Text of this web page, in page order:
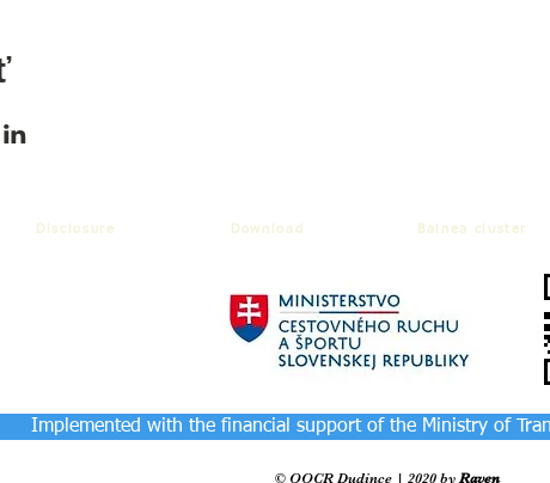
Disclosure Download Balnea cluster
Implemented with the financial support of the Ministry of
© OOCR Dudince | 2020 by Raven